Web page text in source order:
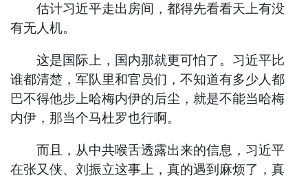
估计习近平走出房间，都得先看看天上有没
有无人机。
这是国际上，国内那就更可怕了。习近平比
谁都清楚，军队里和官员们，不知道有多少人都
巴不得他步上哈梅内伊的后尘，就是不能当哈梅
内伊，那当个马杜罗也行啊。
而且，从中共喉舌透露出来的信息，习近平
在张又侠、刘振立这事上，真的遇到麻烦了，真